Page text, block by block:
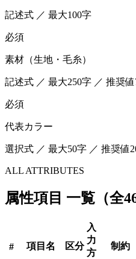
記述式 ／ 最大100字
必須
素材（生地・毛糸）
記述式 ／ 最大250字 ／ 推奨値
必須
代表カラー
選択式 ／ 最大50字 ／ 推奨値
ALL ATTRIBUTES
属性項目 一覧（全46
# 項目名 区分
入
力
方
制約